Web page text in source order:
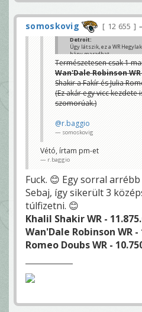
somoskovig 12 655
Detroit:
Úgy látszik, ez a WR
hány maradhat.
Khalil Shakir WR - javításra
Wan'Dale Robinson WR -
Romeo Doubs WR - javításra
somoskovig
Természetesen csak 1
Wan'Dale Robinson WR
Shakir a Fakír ésJulia
(Ez akár egy vicc kezdete
szomorúak.)
@r.baggio
somoskovig
Vétó, írtam pm-et
r.baggio
Fuck. 😊 Egy sorral
Sebaj, így sikerült 3
túlfizetni. 😊
Khalil Shakir WR -
Wan'Dale Robinson WR -
Romeo Doubs WR -